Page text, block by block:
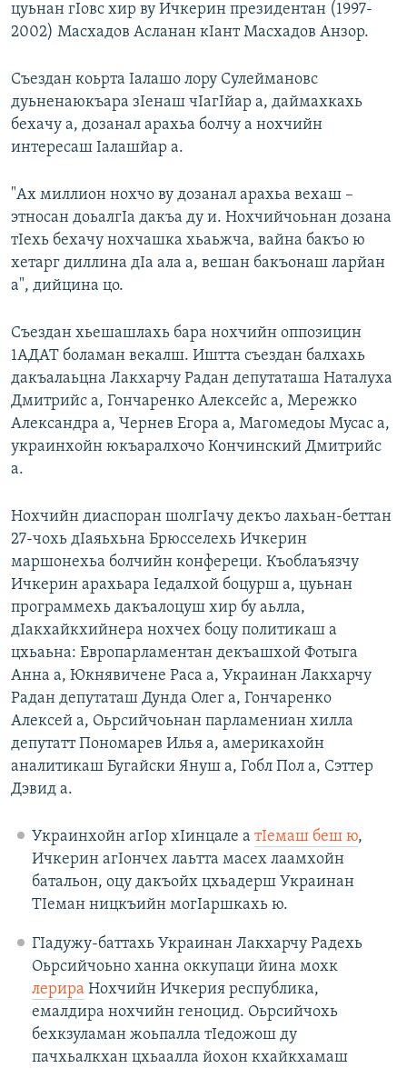
цуьнан гIовс хир ву Ичкерин президентан (1997-
2002) Масхадов Асланан кIант Масхадов Анзор.
Съездан коьрта Iалашо лору Сулеймановс
дуьненаюкъара зIенаш чIагIйар а, даймахкахь
бехачу а, дозанал арахьа болчу а нохчийн
интересаш Iалашйар а.
"Ах миллион нохчо ву дозанал арахьа вехаш –
этносан доьалгIа дакъа ду и. Нохчийчоьнан дозана
тIехь бехачу нохчашка хьаьжча, вайна бакъо ю
хетарг диллина дIа ала а, вешан бакъонаш ларйан
а", дийцина цо.
Съездан хьешашлахь бара нохчийн оппозицин
1АДАТ боламан векалш. Иштта съездан балхахь
дакъалаьцна Лакхарчу Радан депутаташа Наталуха
Дмитрийс а, Гончаренко Алексейс а, Мережко
Александра а, Чернев Егора а, Магомедоы Мусас а,
украинхойн юкъаралхочо Кончинский Дмитрийс
а.
Нохчийн диаспоран шолгIачу декъо лахьан-беттан
27-чохь дIаяьхьна Брюсселехь Ичкерин
маршонехьа болчийн конфереци. Къоблаъязчу
Ичкерин арахьара Iедалхой боцурш а, цуьнан
программехь дакъалоцуш хир бу аьлла,
дIакхайкхийнера нохчех боцу политикаш а
цхьаьна: Европарламентан декъашхой Фотыга
Анна а, Юкнявичене Раса а, Украинан Лакхарчу
Радан депутаташ Дунда Олег а, Гончаренко
Алексей а, Оьрсийчоьнан парламениан хилла
депутатт Пономарев Илья а, америкахойн
аналитикаш Бугайски Януш а, Гобл Пол а, Сэттер
Дэвид а.
Украинхойн агIор хIинцале а тIемаш беш ю,
Ичкерин агIончех лаьтта масех лаамхойн
батальон, оцу дакъойх цхьадерш Украинан
ТIеман ницкъийн могIаршкахь ю.
ГIадужу-баттахь Украинан Лакхарчу Радехь
Оьрсийчоьно ханна оккупаци йина мохк
лерира Нохчийн Ичкерия республика,
емалдира нохчийн геноцид. Оьрсийчохь
бехкзуламан жоьпалла тIедожош ду
пачхьалкхан цхьаалла йохон кхайкхамаш